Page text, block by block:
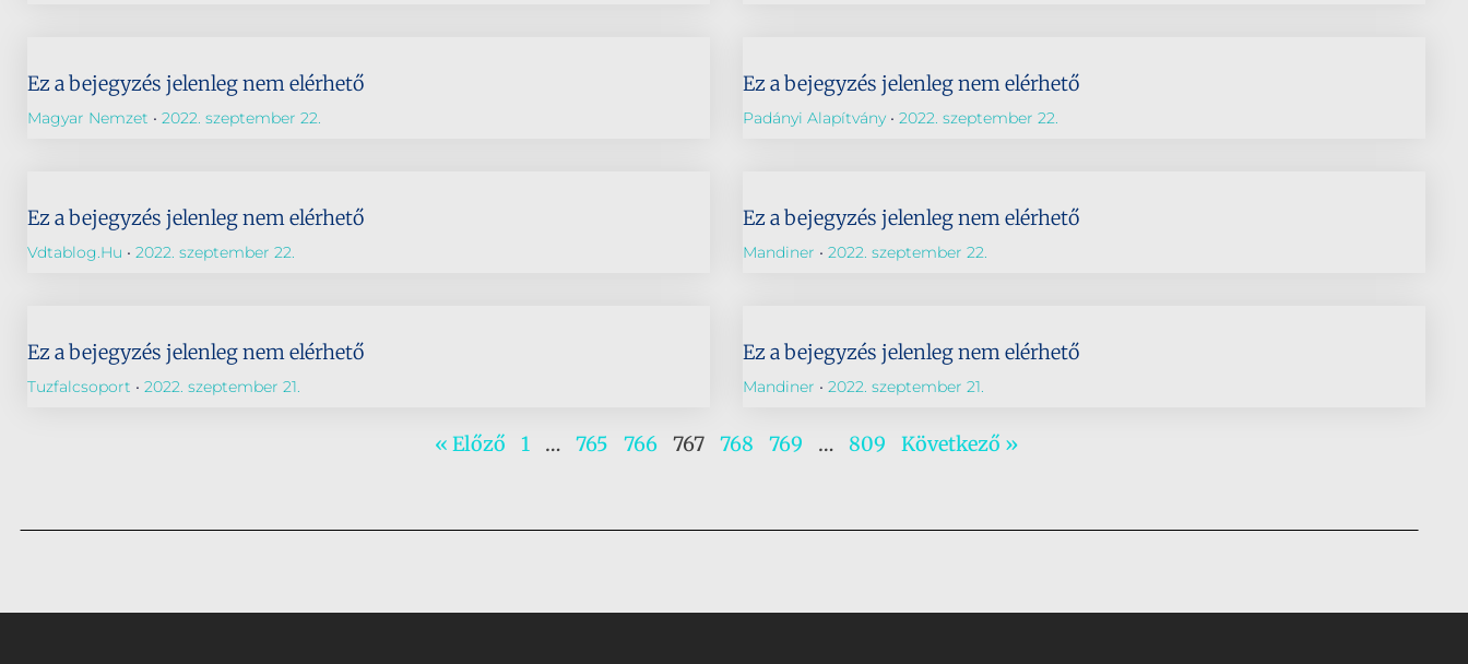
Ez a bejegyzés jelenleg nem elérhető
Magyar Nemzet 2022. szeptember 22.
Ez a bejegyzés jelenleg nem elérhető
Padányi Alapítvány 2022. szeptember 22.
Ez a bejegyzés jelenleg nem elérhető
Vdtablog.hu 2022. szeptember 22.
Ez a bejegyzés jelenleg nem elérhető
Mandiner 2022. szeptember 22.
Ez a bejegyzés jelenleg nem elérhető
Tuzfalcsoport 2022. szeptember 21.
Ez a bejegyzés jelenleg nem elérhető
Mandiner 2022. szeptember 21.
« Előző 1 … 765 766 767 768 769 … 809 Következő »